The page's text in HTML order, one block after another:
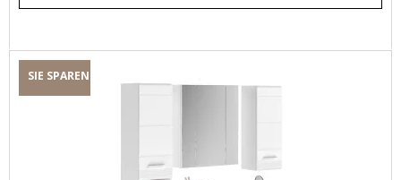
SIE SPAREN